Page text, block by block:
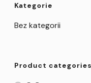
Kategorie
Bez kategorii
Product categories